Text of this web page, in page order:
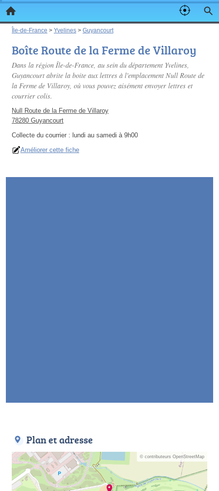
Île-de-France > Yvelines > Guyancourt
Boîte Route de la Ferme de Villaroy
Dans la région Île-de-France, au sein du département Yvelines,
Guyancourt abrite la boite aux lettres à l'emplacement Null Route de
la Ferme de Villaroy, où vous pouvez aisément envoyer lettres et
courrier colis.
Null Route de la Ferme de Villaroy
78280 Guyancourt
Collecte du courrier : lundi au samedi à 9h00
Améliorer cette fiche
Plan et adresse
© contributeurs OpenStreetMap